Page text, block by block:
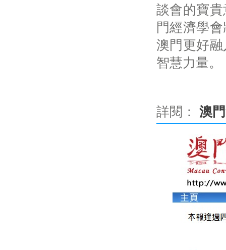
談會的寶
門經濟學
澳門更好
智慧力量。
詳閱： 澳